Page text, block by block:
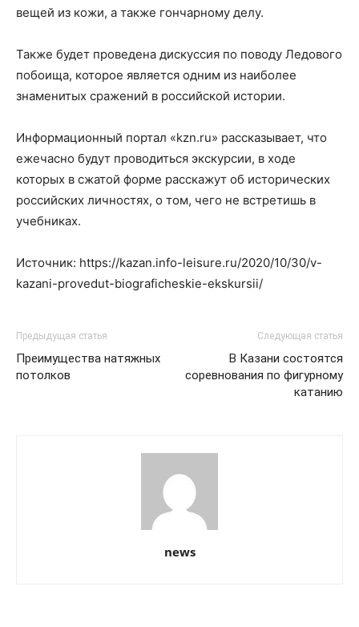
вещей из кожи, а также гончарному делу.
Также будет проведена дискуссия по поводу Ледового
побоища, которое является одним из наиболее
знаменитых сражений в российской истории.
Информационный портал «kzn.ru» рассказывает, что
ежечасно будут проводиться экскурсии, в ходе
которых в сжатой форме расскажут об исторических
российских личностях, о том, чего не встретишь в
учебниках.
Источник: https://kazan.info-leisure.ru/2020/10/30/v-
kazani-provedut-biograficheskie-ekskursii/
Предыдущая статья
Преимущества натяжных
потолков
Следующая статья
В Казани состоятся
соревнования по фигурному
катанию
news